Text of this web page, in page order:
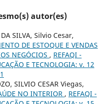
autor(es)
SILVA, Silvio Cesar,
DE ESTOQUE E VENDAS
NEGÓCIOS , REFAQI -
E TECNOLOGIA: v. 12
SILVIO CESAR Viegas,
NO INTERIOR , REFAQI -